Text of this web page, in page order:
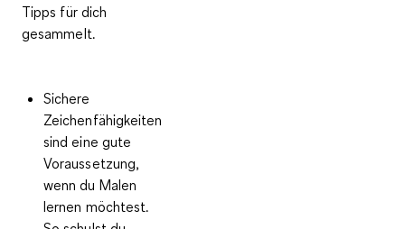
Tipps für dich
gesammelt.
Sichere
Zeichenfähigkeiten
sind eine gute
Voraussetzung,
wenn du Malen
lernen möchtest.